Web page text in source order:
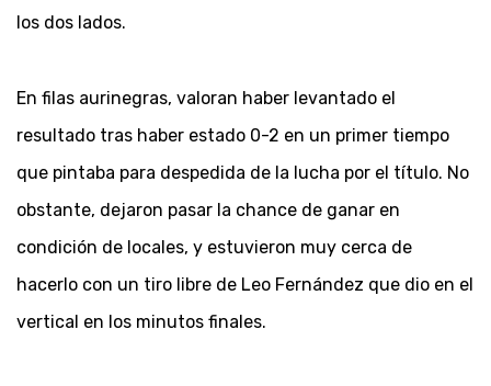
los dos lados.
En filas aurinegras, valoran haber levantado el
resultado tras haber estado 0-2 en un primer tiempo
que pintaba para despedida de la lucha por el título. No
obstante, dejaron pasar la chance de ganar en
condición de locales, y estuvieron muy cerca de
hacerlo con un tiro libre de Leo Fernández que dio en el
vertical en los minutos finales.